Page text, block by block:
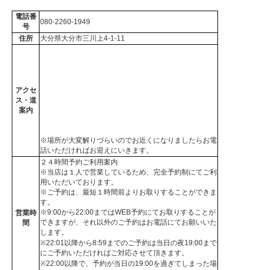
電話番
号
080-2260-1949
住所
大分県大分市三川上4-1-11
アクセ
ス・道
案内
※場所が大変解りづらいのでお近くになりましたらお電
話いただければお迎えにいきます。
営業時
間
２４時間予約ご利用案内
※当店は１人で営業しているため、完全予約制にてご利
用いただいております。
※ご予約は、最短１時間前よりお取りすることができま
す。
※9:00から22:00まではWEB予約にてお取りすることが
できますが、それ以外のご予約はお電話にてお願いいた
します。
※22:01以降から8:59までのご予約は当日の夜19:00まで
にご予約いただければご対応させて頂きます。
※22:00以降で、予約が当日の19:00を過ぎてしまった場